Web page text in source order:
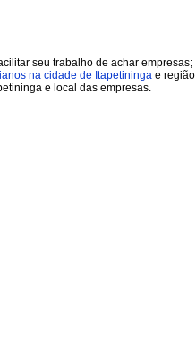
seu trabalho de achar empresas;
na cidade de Itapetininga e região,
e local das empresas.